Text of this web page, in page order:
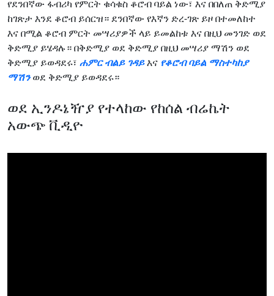
የደንበኛው ፋብሪካ የምርት ቁሳቁስ ቆሮብ ባይል ነው፣ እና በበለጠ ቅድሚያ
ከገጽታ እንደ ቆሮብ ይሰርዝ። ደንበኛው የእኛን ድረ-ገጽ ይዞ በተመለከተ
እና በሚል ቆሮብ ምርት መሣሪያዎች ላይ ይመልከቱ እና በዚህ መንገድ ወደ
ቅድሚያ ይሄዳሉ። በቅድሚያ ወደ ቅድሚያ በዚህ መሣሪያ ማሽን ወደ
ቅድሚያ ይወዳደሩ፣ ሐምር ብልይ ገዳይእና የቆሮብ ባይል ማስተካከያ
ማሽንወደ ቅድሚያ ይወዳደሩ።
ወደ ኢንዶኔዥያ የተላከው የከሰል ብሬኬት
አውጭ ቪዲዮ